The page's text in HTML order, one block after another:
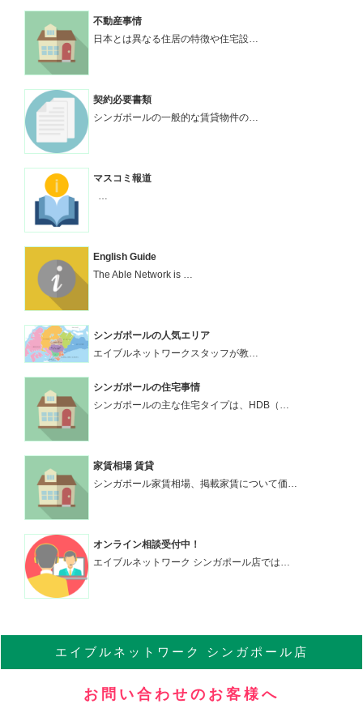
不動産事情
日本とは異なる住居の特徴や住宅設…
契約必要書類
シンガポールの一般的な賃貸物件の…
マスコミ報道
…
English Guide
The Able Network is …
シンガポールの人気エリア
エイブルネットワークスタッフが教…
シンガポールの住宅事情
シンガポールの主な住宅タイプは、HDB（…
家賃相場 賃貸
シンガポール家賃相場、掲載家賃について価…
オンライン相談受付中！
エイブルネットワーク シンガポール店では…
エイブル ネットワーク シンガポール店
お問い合わせのお客様へ